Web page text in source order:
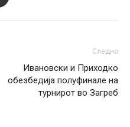
Следно
Ивановски и Приходко
обезбедија полуфинале на
турнирот во Загреб